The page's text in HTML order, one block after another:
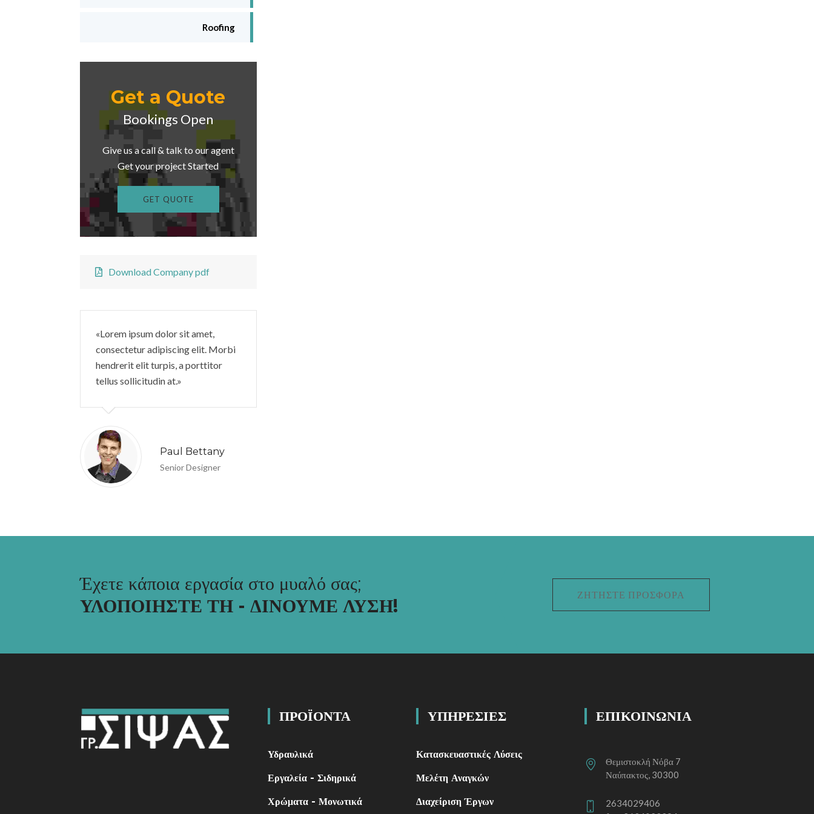
Roofing
Get a Quote
Bookings Open
Give us a call & talk to our agent
Get your project Started
GET QUOTE
Download Company pdf
Lorem ipsum dolor sit amet,
consectetur adipiscing elit. Morbi
hendrerit elit turpis, a porttitor
tellus sollicitudin at.
Paul Bettany
Senior Designer
Έχετε κάποια εργασία στο μυαλό σας;
ΥΛΟΠΟΙΗΣΤΕ ΤΗ - ΔΙΝΟΥΜΕ ΛΥΣΗ!
ΖΗΤΉΣΤΕ ΠΡΟΣΦΟΡΆ
ΠΡΟΪΟΝΤΑ
Υδραυλικά
Εργαλεία - Σιδηρικά
Χρώματα - Μονωτικά
ΥΠΗΡΕΣΙΕΣ
Κατασκευαστικές Λύσεις
Μελέτη Αναγκών
Διαχείριση Έργων
ΕΠΙΚΟΙΝΩΝΙΑ
Θεμιστοκλή Νόβα 7
Ναύπακτος, 30300
2634029406